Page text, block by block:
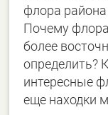
флора района
Почему
более
определить?
интересные
еще находки